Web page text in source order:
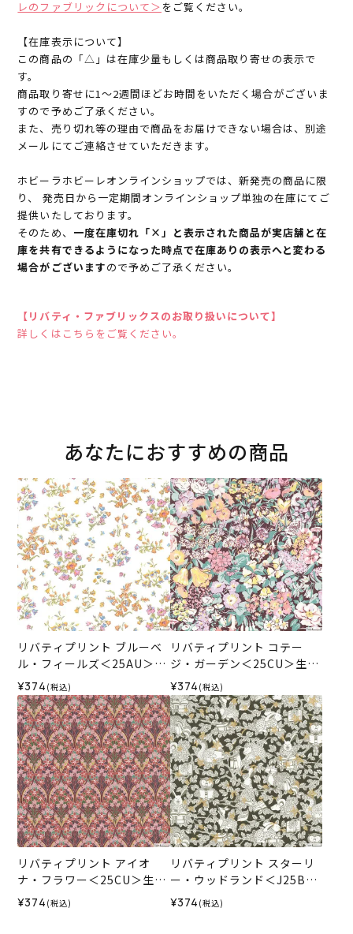
レのファブリックについて＞ をご覧ください。
【在庫表示について】
この商品の「△」は在庫少量もしくは商品取り寄せの表示で
す。
商品取り寄せに1～2週間ほどお時間をいただく場合がございま
すので予めご了承ください。
また、売り切れ等の理由で商品をお届けできない場合は、別途
メールにてご連絡させていただきます。
ホビーラホビーレオンラインショップでは、新発売の商品に限
り、 発売日から一定期間オンラインショップ単独の在庫にてご
提供いたしております。
そのため、 一度在庫切れ「×」と表示された商品が実店舗と在
庫を共有できるようになった時点で在庫ありの表示へと変わる
場合がございますので予めご了承ください。
【リバティ・ファブリックスのお取り扱いについて】
詳しくはこちらをご覧ください。
あなたにおすすめの商品
リバティプリント ブルーベ
ル・フィールズ＜25AU＞生
地 （リバティ・ファブリッ
クス）2025AW
¥374 (税込)
リバティプリント コテー
ジ・ガーデン＜25CU＞生地
（リバティ・ファブリック
ス）2025AW
¥374 (税込)
リバティプリント アイオ
ナ・フラワー＜25CU＞生地
（リバティ・ファブリック
ス）2025AW
¥374 (税込)
リバティプリント スターリ
ー・ウッドランド＜J25B＞
生地 （リバティ・ファブリ
ックス）2025AW
¥374 (税込)